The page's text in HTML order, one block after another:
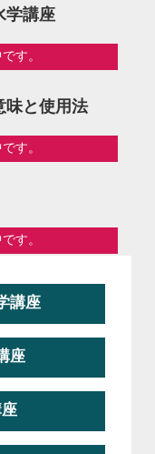
学講座
す。
味と使用法
す。
す。
講座』
命学講座
講座
座